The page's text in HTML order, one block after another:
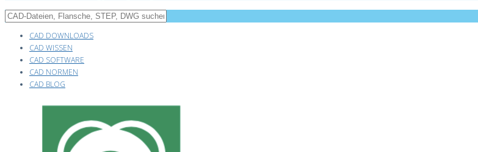
CAD DOWNLOADS
CAD WISSEN
CAD SOFTWARE
CAD NORMEN
CAD BLOG